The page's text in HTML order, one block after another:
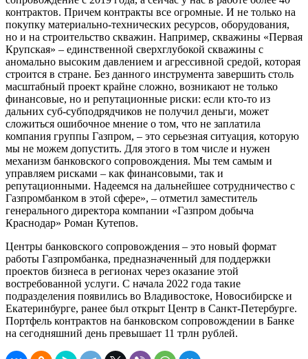
контрактов. Причем контракты все огромные. И не только на
покупку материально-технических ресурсов, оборудования,
но и на строительство скважин. Например, скважины «Первая
Крупская» – единственной сверхглубокой скважины с
аномально высоким давлением и агрессивной средой, которая
строится в стране. Без данного инструмента завершить столь
масштабный проект крайне сложно, возникают не только
финансовые, но и репутационные риски: если кто-то из
дальних суб-субподрядчиков не получил деньги, может
сложиться ошибочное мнение о том, что не заплатила
компания группы Газпром, – это серьезная ситуация, которую
мы не можем допустить. Для этого в том числе и нужен
механизм банковского сопровождения. Мы тем самым и
управляем рисками – как финансовыми, так и
репутационными. Надеемся на дальнейшее сотрудничество с
Газпромбанком в этой сфере», – отметил заместитель
генерального директора компании «Газпром добыча
Краснодар» Роман Кутепов.
Центры банковского сопровождения – это новый формат
работы Газпромбанка, предназначенный для поддержки
проектов бизнеса в регионах через оказание этой
востребованной услуги. С начала 2022 года такие
подразделения появились во Владивостоке, Новосибирске и
Екатеринбурге, ранее был открыт Центр в Санкт-Петербурге.
Портфель контрактов на банковском сопровождении в Банке
на сегодняшний день превышает 11 трлн рублей.